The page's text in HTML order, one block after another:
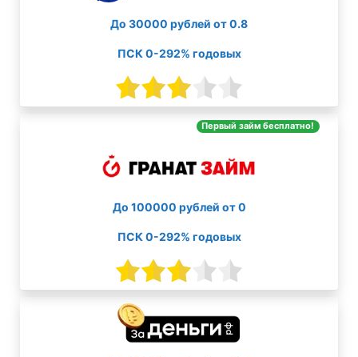
До 30000 рублей от 0.8
ПСК 0-292% годовых
Первый займ бесплатно!
До 100000 рублей от 0
ПСК 0-292% годовых